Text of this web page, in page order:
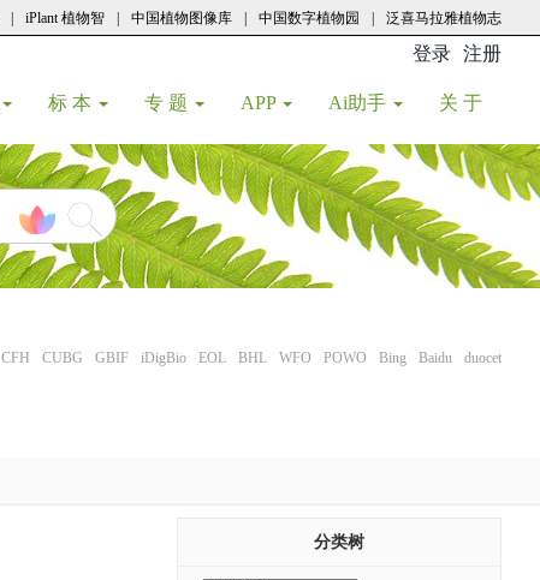
iPlant 植物智 中国植物图像库 中国数字植物园 泛喜马拉雅植物志
登录 注册
标 本 专 题 APP Ai助手 关 于
CFH CUBG GBIF iDigBio EOL BHL WFO POWO Bing Baidu duocet
分类树